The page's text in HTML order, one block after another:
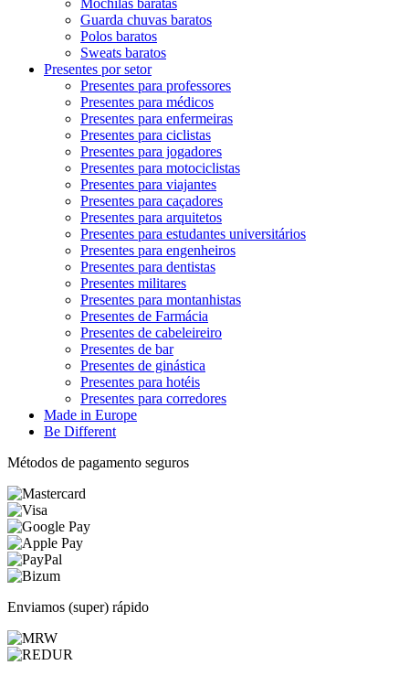
Guarda chuvas baratos
Polos baratos
Sweats baratos
Presentes por setor
Presentes para professores
Presentes para médicos
Presentes para enfermeiras
Presentes para ciclistas
Presentes para jogadores
Presentes para motociclistas
Presentes para viajantes
Presentes para caçadores
Presentes para arquitetos
Presentes para estudantes universitários
Presentes para engenheiros
Presentes para dentistas
Presentes militares
Presentes para montanhistas
Presentes de Farmácia
Presentes de cabeleireiro
Presentes de bar
Presentes de ginástica
Presentes para hotéis
Presentes para corredores
Made in Europe
Be Different
Métodos de pagamento seguros
Enviamos (super) rápido